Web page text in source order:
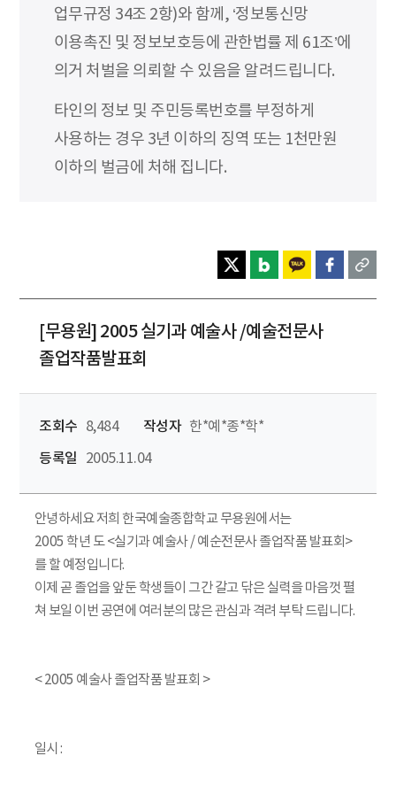
업무규정 34조 2항)와 함께, ‘정보통신망
이용촉진 및 정보보호등에 관한법률 제 61조’에
의거 처벌을 의뢰할 수 있음을 알려드립니다.
타인의 정보 및 주민등록번호를 부정하게
사용하는 경우 3년 이하의 징역 또는 1천만원
이하의 벌금에 처해 집니다.
[무용원] 2005 실기과 예술사 /예술전문사
졸업작품발표회
조회수 8,484 작성자 한*예*종*학*
등록일
2005.11.04
안녕하세요 저희 한국예술종합학교 무용원에서는
2005 학년 도 <실기과 예술사 / 예순전문사 졸업작품 발표회>
를 할 예정입니다.
이제 곧 졸업을 앞둔 학생들이 그간 갈고 닦은 실력을 마음껏 펼
쳐 보일 이번 공연에 여러분의 많은 관심과 격려 부탁 드립니다.
< 2005 예술사 졸업작품 발표회 >
일시 :